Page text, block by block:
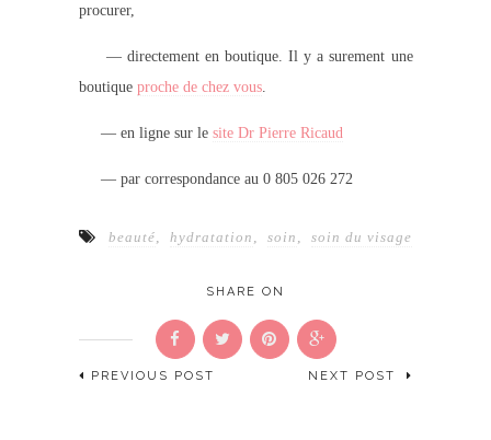
procurer,
— directement en boutique. Il y a surement une
boutique proche de chez vous.
— en ligne sur le site Dr Pierre Ricaud
— par correspondance au 0 805 026 272
beauté, hydratation , soin , soin du visage
SHARE ON
PREVIOUS POST NEXT POST